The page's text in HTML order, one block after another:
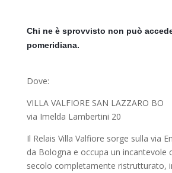
Chi ne è sprovvisto non può
pomeridiana.
Dove:
VILLA VALFIORE SAN LAZZARO BO
via Imelda Lambertini 20
Il Relais Villa Valfiore sorge sulla via
da Bologna e occupa un incantevole
secolo completamente ristrutturato,